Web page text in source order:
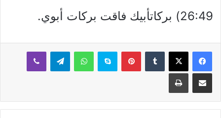
26:49) بركاتأبيك فاقت بركات أبوي.
بينتيريستسكايب واتساب تيلقرام ڤايبر
مشاركة عبر البريد طباعة